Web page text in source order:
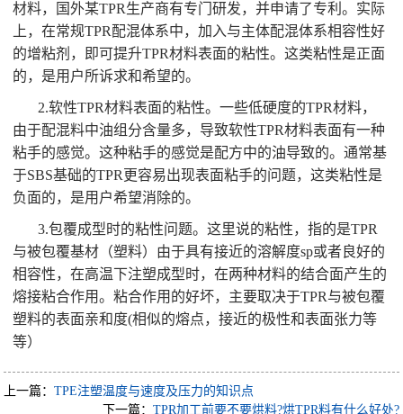
材料，国外某TPR生产商有专门研发，并申请了专利。实际
上，在常规TPR配混体系中，加入与主体配混体系相容性好
的增粘剂，即可提升TPR材料表面的粘性。这类粘性是正面
的，是用户所诉求和希望的。
2.软性TPR材料表面的粘性。一些低硬度的TPR材料，
由于配混料中油组分含量多，导致软性TPR材料表面有一种
粘手的感觉。这种粘手的感觉是配方中的油导致的。通常基
于SBS基础的TPR更容易出现表面粘手的问题，这类粘性是
负面的，是用户希望消除的。
3.包覆成型时的粘性问题。这里说的粘性，指的是TPR
与被包覆基材（塑料）由于具有接近的溶解度sp或者良好的
相容性，在高温下注塑成型时，在两种材料的结合面产生的
熔接粘合作用。粘合作用的好坏，主要取决于TPR与被包覆
塑料的表面亲和度(相似的熔点，接近的极性和表面张力等
等）
上一篇：TPE注塑温度与速度及压力的知识点
下一篇： TPR加工前要不要烘料?烘TPR料有什么好处?